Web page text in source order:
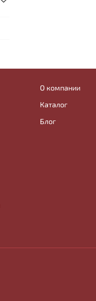
О компании
Каталог
Блог